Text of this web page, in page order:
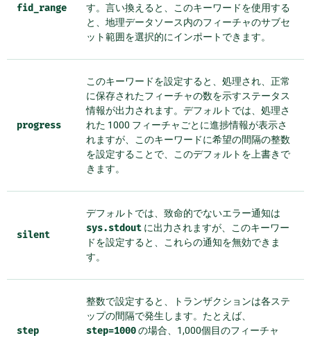
fid_range
す。言い換えると、このキーワードを使用する
と、地理データソース内のフィーチャのサブセ
ット範囲を選択的にインポートできます。
progress
このキーワードを設定すると、処理され、正常
に保存されたフィーチャの数を示すステータス
情報が出力されます。デフォルトでは、処理さ
れた 1000 フィーチャごとに進捗情報が表示さ
れますが、このキーワードに希望の間隔の整数
を設定することで、このデフォルトを上書きで
きます。
silent
デフォルトでは、致命的でないエラー通知は
sys.stdout に出力されますが、このキーワー
ドを設定すると、これらの通知を無効できま
す。
step
整数で設定すると、トランザクションは各ステ
ップの間隔で発生します。たとえば、
step=1000の場合、1,000個目のフィーチャ